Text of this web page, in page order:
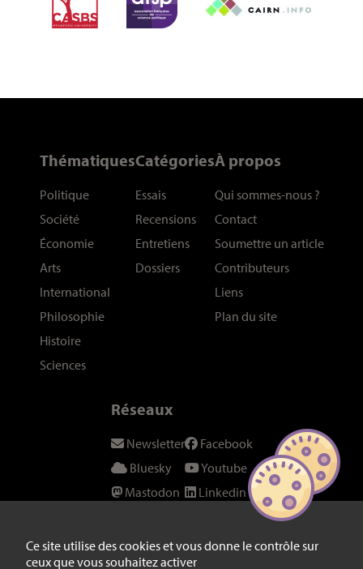
Ce site utilise des cookies et vous donne le contrôle sur
ceux que vous souhaitez activer
Thématiques
Politique
Société
Économie
Arts
International
Philosophie
Histoire
Sciences
Catégories
Essais
Recensions
Entretiens
Dossiers
À propos
Qui sommes-nous ?
Contact
Soumettre un article
Contributeurs
Liens
Plan du site
Réseaux
Newsletter
Bluesky
Mastodon
Instagram
Twitter/X
Facebook
Youtube
Linkedin
Fil RSS